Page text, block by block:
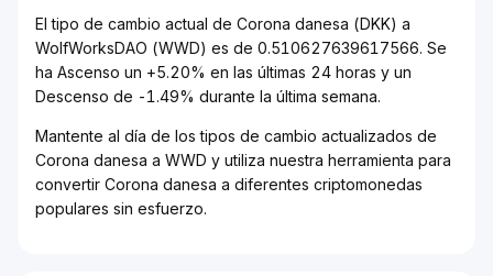
El tipo de cambio actual de Corona danesa (DKK) a
WolfWorksDAO (WWD) es de 0.510627639617566. Se
ha Ascenso un +5.20% en las últimas 24 horas y un
Descenso de -1.49% durante la última semana.
Mantente al día de los tipos de cambio actualizados de
Corona danesa a WWD y utiliza nuestra herramienta para
convertir Corona danesa a diferentes criptomonedas
populares sin esfuerzo.